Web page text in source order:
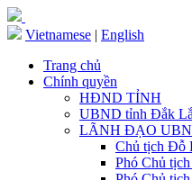
Vietnamese | English
Trang chủ
Chính quyền
HĐND TỈNH
UBND tỉnh Đắk
LÃNH ĐẠO
Chủ tịch Đỗ
Phó Chủ